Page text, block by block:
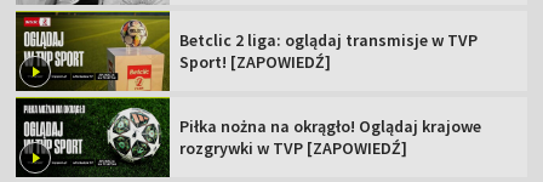
Betclic 2 liga: oglądaj transmisje w TVP
Sport! [ZAPOWIEDŹ]
Piłka nożna na okrągło! Oglądaj krajowe
rozgrywki w TVP [ZAPOWIEDŹ]